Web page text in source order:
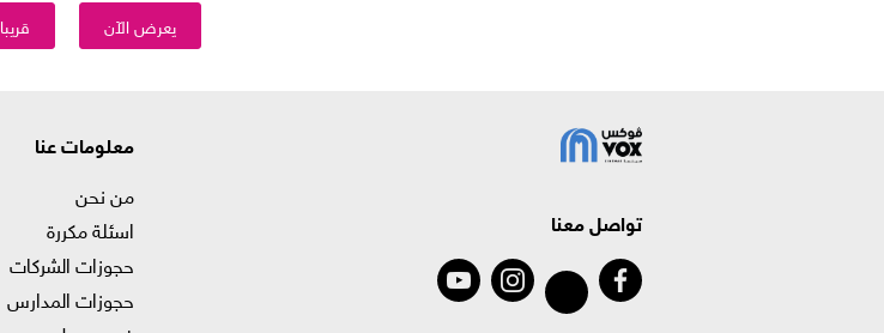
يعرض الآن قريبا
تواصل معنا
معلومات عنا
من نحن
اسئلة مكررة
حجوزات الشركات
حجوزات المدارس